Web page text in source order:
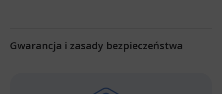
Gwarancja i zasady bezpieczeństwa